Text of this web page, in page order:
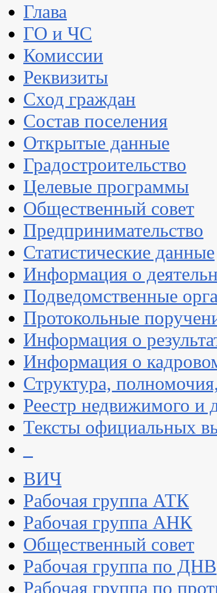
Глава
ГО и ЧС
Комиссии
Реквизиты
Сход граждан
Состав поселения
Открытые данные
Градостроительство
Целевые программы
Общественный совет
Предпринимательство
Статистические данные
Информация о
Подведомственные
Протокольные
Информация о
Информация о
Структура,
Реестр недвижимого и
Тексты официальных
ВИЧ
Рабочая группа АТК
Рабочая группа АНК
Общественный совет
Рабочая группа по ДНВ
Рабочая группа по